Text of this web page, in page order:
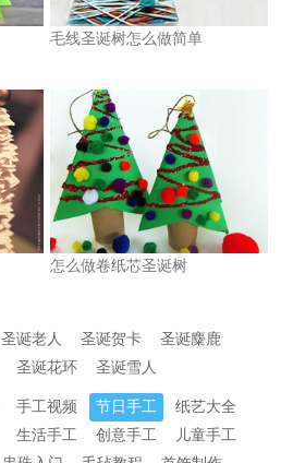
毛线圣诞树怎么做简单
怎么做卷纸芯圣诞树
圣诞老人 圣诞贺卡
圣诞麋鹿
圣诞花环 圣诞雪人
手工视频 节日手工
纸艺大全
生活手工 创意手工
儿童手工